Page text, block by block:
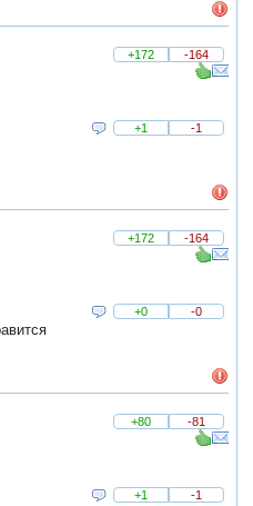
+172
-164
+1 -1
+172
-164
+0 -0
+80
-81
+1 -1